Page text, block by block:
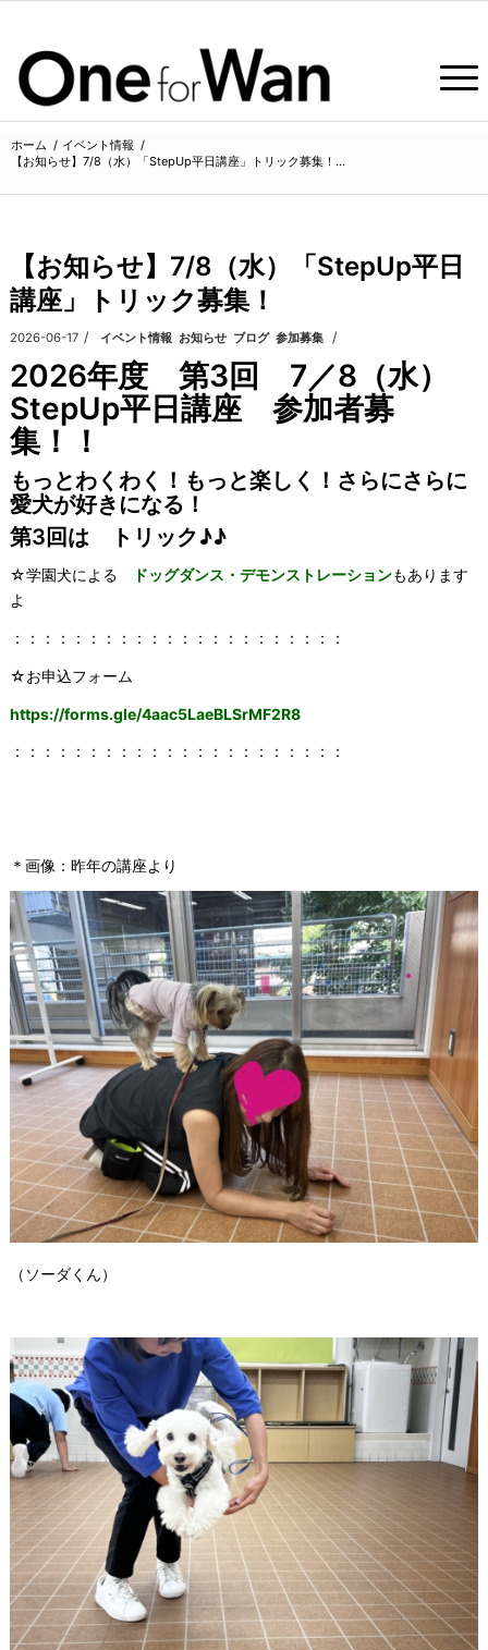
ホーム / イベント情報 /
【お知らせ】7/8（水）「StepUp平日講座」トリック募集！...
【お知らせ】7/8（水）「StepUp平日
講座」トリック募集！
2026-06-17 /
カテゴリ: イベント情報 お知らせ, ブログ, 参加募集 /
2026年度 第3回 7／8（水）
StepUp平日講座 参加者募
集！！
もっとわくわく！もっと楽しく！さらにさらに
愛犬が好きになる！
第3回は トリック♪♪
☆学園犬による ドッグダンス・デモンストレーションもあります
よ
：：：：：：：：：：：：：：：：：：：：：：
☆お申込フォーム
https://forms.gle/4aac5LaeBLSrMF2R8
：：：：：：：：：：：：：：：：：：：：：：
＊画像：昨年の講座より
（ソーダくん）